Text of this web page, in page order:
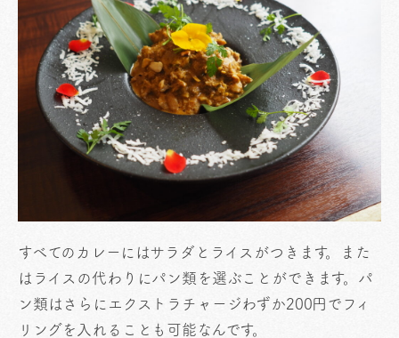
すべてのカレーにはサラダとライスがつきます。また
はライスの代わりにパン類を選ぶことができます。パ
ン類はさらにエクストラチャージわずか200円でフィ
リングを入れることも可能なんです。